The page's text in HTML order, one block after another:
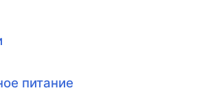
питание